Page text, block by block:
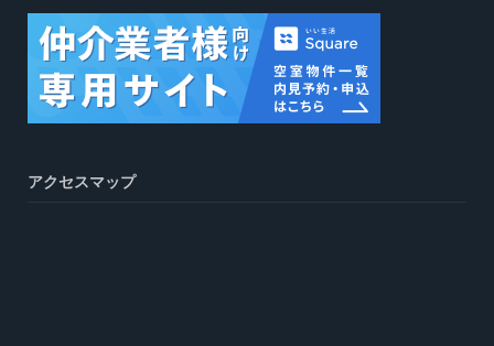
アクセスマップ